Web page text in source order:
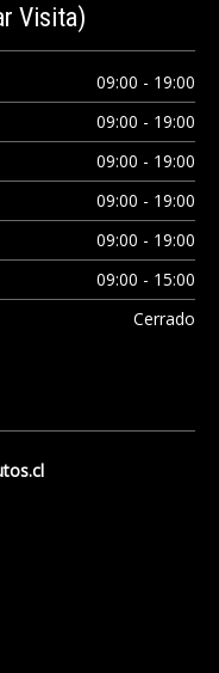
Visita)
09:00 - 19:00
09:00 - 19:00
09:00 - 19:00
09:00 - 19:00
09:00 - 19:00
09:00 - 15:00
Cerrado